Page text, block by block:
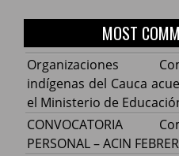
MOST
Organizaciones
indígenas del Cauca
el Ministerio de
CONVOCATORIA
PERSONAL – ACIN